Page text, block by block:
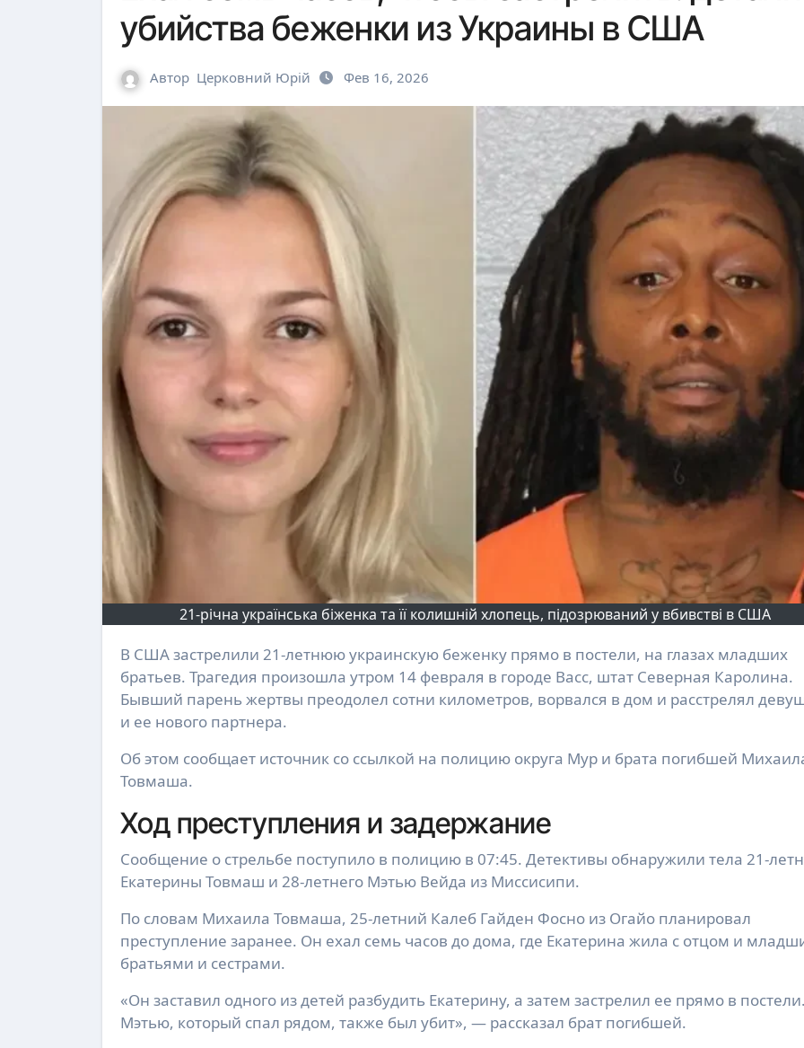
убийства беженки из Украины в США
Автор Церковний Юрій Фев 16, 2026
21-річна українська біженка та її колишній хлопець, підозрюваний у вбивстві в США
В США застрелили 21-летнюю украинскую беженку прямо в постели, на глазах младших
братьев. Трагедия произошла утром 14 февраля в городе Васс, штат Северная Каролина.
Бывший парень жертвы преодолел сотни километров, ворвался в дом и расстрелял
и ее нового партнера.
Об этом сообщает источник со ссылкой на полицию округа Мур и брата погибшей
Товмаша.
Ход преступления и задержание
Сообщение о стрельбе поступило в полицию в 07:45. Детективы обнаружили тела 21-
Екатерины Товмаш и 28-летнего Мэтью Вейда из Миссисипи.
По словам Михаила Товмаша, 25-летний Калеб Гайден Фосно из Огайо планировал
преступление заранее. Он ехал семь часов до дома, где Екатерина жила с отцом и
братьями и сестрами.
«Он заставил одного из детей разбудить Екатерину, а затем застрелил ее прямо в постели.
Мэтью, который спал рядом, также был убит», — рассказал брат погибшей.